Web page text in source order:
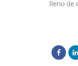
lleno de